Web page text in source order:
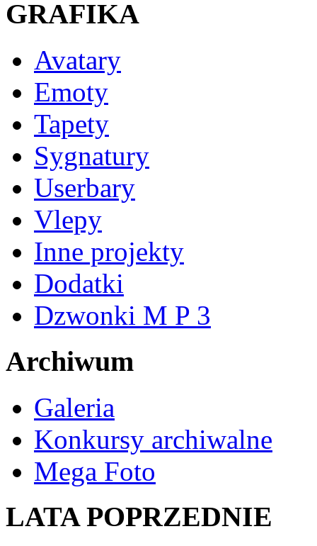
GRAFIKA
Avatary
Emoty
Tapety
Sygnatury
Userbary
Vlepy
Inne projekty
Dodatki
Dzwonki M P 3
Archiwum
Galeria
Konkursy archiwalne
Mega Foto
LATA POPRZEDNIE